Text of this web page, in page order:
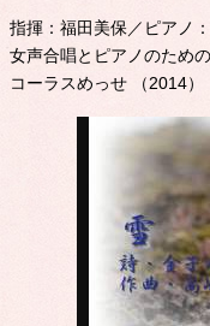
指揮：福田美保／ピアノ
女声合唱とピアノのため
コーラスめっせ （2014）